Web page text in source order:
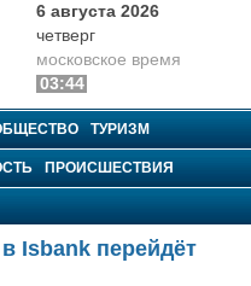
6 августа 2026
четверг
московское время
03:44
ТУРИЗМ
ПРОИСШЕСТВИЯ
Isbank перейдёт